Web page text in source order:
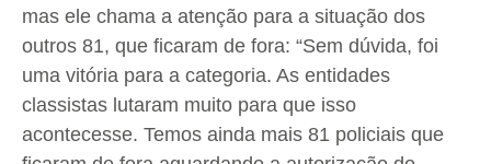
mas ele chama a atenção para a situação dos
outros 81, que ficaram de fora: “Sem dúvida, foi
uma vitória para a categoria. As entidades
classistas lutaram muito para que isso
acontecesse. Temos ainda mais 81 policiais que